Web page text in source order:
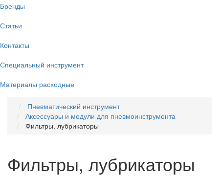
Бренды
Статьи
Контакты
Специальный инструмент
Материалы расходные
Пневматический инструмент
Аксессуары и модули для пневмоинструмента
Фильтры, лубрикаторы
Фильтры, лубрикаторы